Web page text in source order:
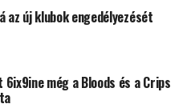
az új klubok engedélyezését
még a Bloods és a Crips